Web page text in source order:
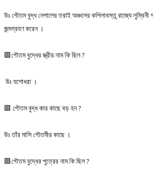
উঃ গৌতম বুদ্ধ নেপালের তরাই অঞ্চলের কপিলাবস্তু রাজ্যে লুম্বিনী
জন্মগ্রহণ করেন ।
🟥গৌতম বুদ্ধের স্ত্রীর নাম কি ছিল ?
উঃ যশােধরা ।
🟥 গৌতম বুদ্ধ কার কাছে বড় হন ?
উঃ তাঁর মাসি গৌতমীর কাছে ।
🟥গৌতম বুদ্ধের পুত্রের নাম কি ছিল ?